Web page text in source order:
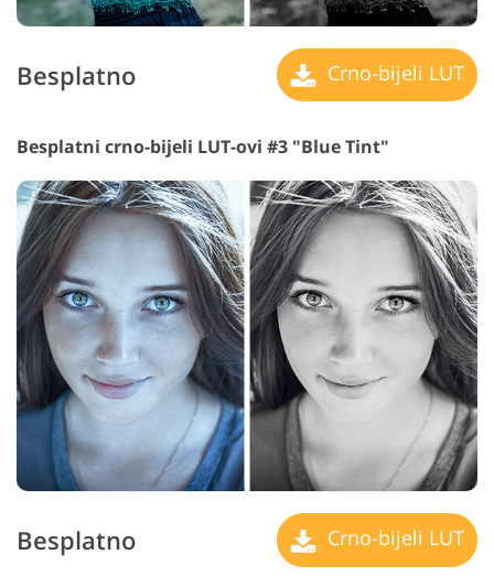
Besplatno Crno-bijeli LUT
Besplatni crno-bijeli LUT-ovi #3 "Blue Tint"
Besplatno Crno-bijeli LUT